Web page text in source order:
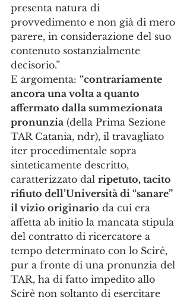
presenta natura di
provvedimento e non già di mero
parere, in considerazione del suo
contenuto sostanzialmente
decisorio.”
E argomenta: “contrariamente
ancora una volta a quanto
affermato dalla summezionata
pronunzia (della Prima Sezione
TAR Catania, ndr), il travagliato
iter procedimentale sopra
sinteticamente descritto,
caratterizzato dal ripetuto, tacito
rifiuto dell’Università di “sanare”
il vizio originario da cui era
affetta ab initio la mancata stipula
del contratto di ricercatore a
tempo determinato con lo Scirè,
pur a fronte di una pronunzia del
TAR, ha di fatto impedito allo
Scirè non soltanto di esercitare